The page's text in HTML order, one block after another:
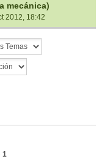
mecánica)
2012, 18:42
1